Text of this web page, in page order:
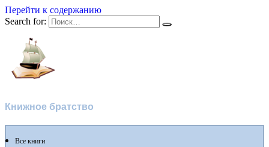
Перейти к содержанию
Search for:
Книжное братство
Все книги